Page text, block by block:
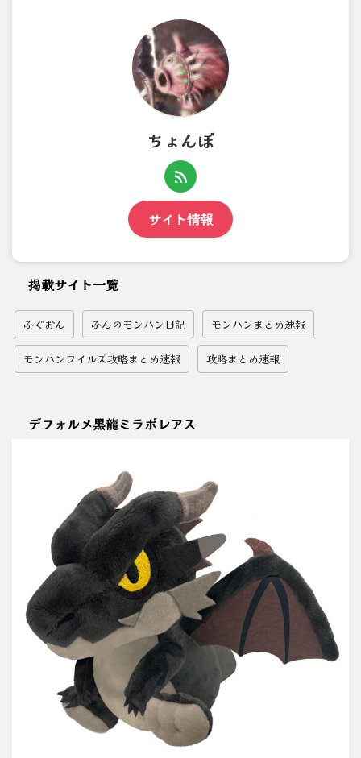
ちょんぼ
サイト情報
掲載サイト一覧
ふぐおん ふんのモンハン日記 モンハンまとめ速報
モンハンワイルズ攻略まとめ速報 攻略まとめ速報
デフォルメ黒龍ミラボレアス